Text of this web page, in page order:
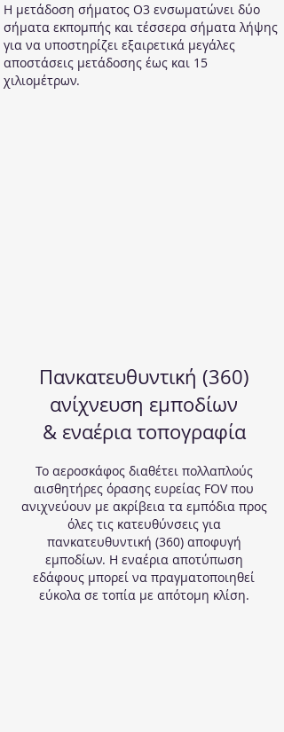
Η μετάδοση σήματος O3 ενσωματώνει δύο
σήματα εκπομπής και τέσσερα σήματα λήψης
για να υποστηρίζει εξαιρετικά μεγάλες
αποστάσεις μετάδοσης έως και 15
χιλιομέτρων.
Πανκατευθυντική (360)
ανίχνευση εμποδίων
& εναέρια τοπογραφία
Το αεροσκάφος διαθέτει πολλαπλούς
αισθητήρες όρασης ευρείας FOV που
ανιχνεύουν με ακρίβεια τα εμπόδια προς
όλες τις κατευθύνσεις για
πανκατευθυντική (360) αποφυγή
εμποδίων. Η εναέρια αποτύπωση
εδάφους μπορεί να πραγματοποιηθεί
εύκολα σε τοπία με απότομη κλίση.